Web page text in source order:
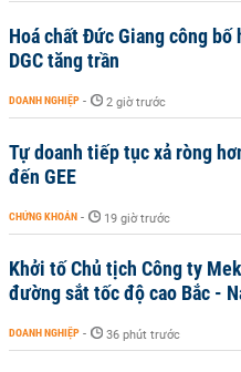
Hoá chất Đức Giang công
DGC tăng trần
DOANH NGHIỆP - 2 giờ trước
Tự doanh tiếp tục xả ròng
đến GEE
CHỨNG KHOÁN - 19 giờ trước
Khởi tố Chủ tịch Công ty
đường sắt tốc độ cao Bắc -
DOANH NGHIỆP - 36 phút trước